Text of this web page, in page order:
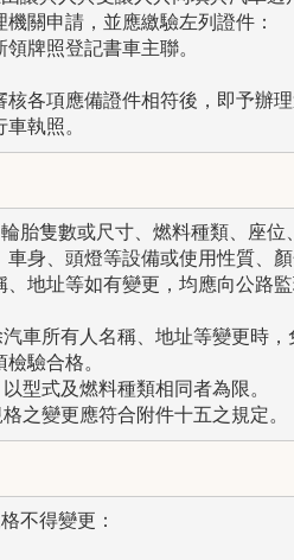
關申請，並應繳驗左列證件：
牌照登記書車主聯。
各項應備證件相符後，即予辦
胎隻數或尺寸、燃料種類、座位
身、頭燈等設備或使用性質、
地址等如有變更，均應向公路
車所有人名稱、地址等變更時，
驗合格。
型式及燃料種類相同者為限。
之變更應符合附件十五之規定。
不得變更：